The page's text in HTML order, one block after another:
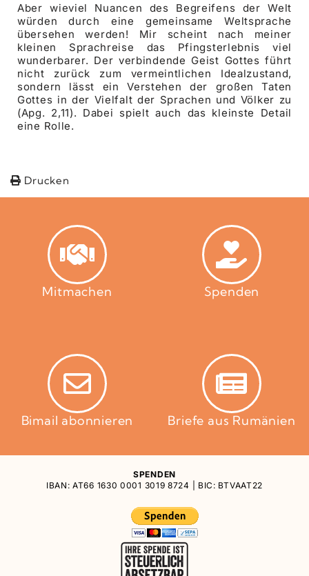
Aber wieviel Nuancen des Begreifens der Welt
würden durch eine gemeinsame Weltsprache
übersehen werden! Mir scheint nach meiner
kleinen Sprachreise das Pfingsterlebnis viel
wunderbarer. Der verbindende Geist Gottes führt
nicht zurück zum vermeintlichen Idealzustand,
sondern lässt ein Verstehen der großen Taten
Gottes in der Vielfalt der Sprachen und Völker zu
(Apg. 2,11). Dabei spielt auch das kleinste Detail
eine Rolle.
Drucken
Mitmachen Spenden
Bimail abonnieren Briefe aus Rumänien
SPENDEN
IBAN: AT66 1630 0001 3019 8724 | BIC: BTVAAT22